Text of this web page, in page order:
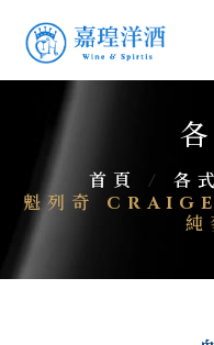
首頁 / 各
魁列奇
純